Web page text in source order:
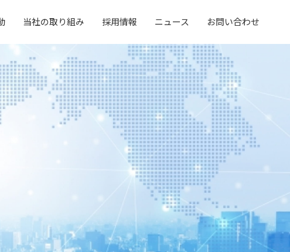
当社の取り組み 採用情報 ニュース お問い合わせ